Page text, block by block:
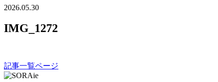
2026.05.30
IMG_1272
記事一覧ページ